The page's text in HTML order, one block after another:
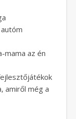
mama az én
amiről még a